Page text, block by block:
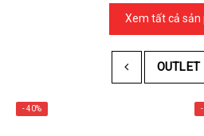
Xem tất cả sản
OUTLET
- 40%